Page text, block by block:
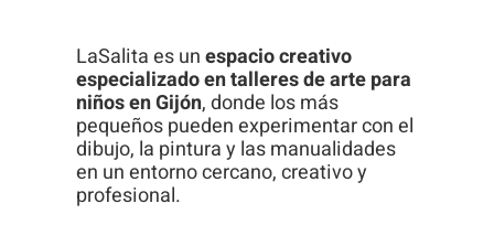
LaSalita es unespacio creativo
especializado en talleres de arte para
niños en Gijón, donde los más
pequeños pueden experimentar con el
dibujo, la pintura y las manualidades
en un entorno cercano, creativo y
profesional.